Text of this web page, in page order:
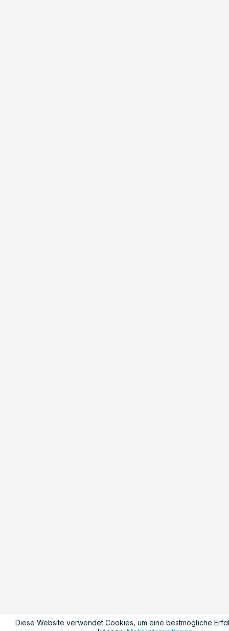
Diese Website verwendet Cookies, um eine bestmögliche